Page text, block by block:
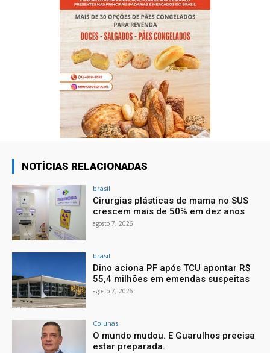
NOTÍCIAS RELACIONADAS
brasil
Cirurgias plásticas de mama no SUS
crescem mais de 50% em dez anos
agosto 7, 2026
brasil
Dino aciona PF após TCU apontar R$
55,4 milhões em emendas suspeitas
agosto 7, 2026
Colunas
O mundo mudou. E Guarulhos precisa
estar preparada.